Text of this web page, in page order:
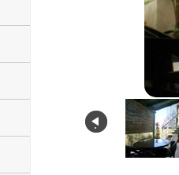
.